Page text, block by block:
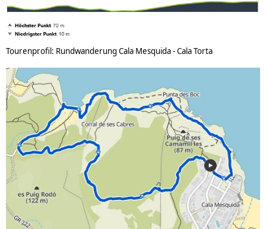
Tourenprofil: Rundwanderung Cala Mesquida - Cala Torta